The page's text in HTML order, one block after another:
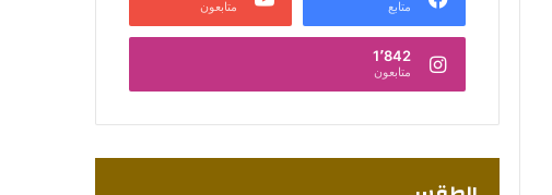
متابع متابعون
1٬842
متابعون